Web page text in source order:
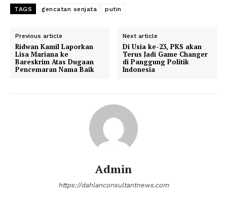
TAGS gencatan senjata putin
Previous article
Ridwan Kamil Laporkan
Lisa Mariana ke
Bareskrim Atas Dugaan
Pencemaran Nama Baik
Next article
Di Usia ke-23, PKS akan
Terus Jadi Game Changer
di Panggung Politik
Indonesia
Admin
https://dahlanconsultantnews.com